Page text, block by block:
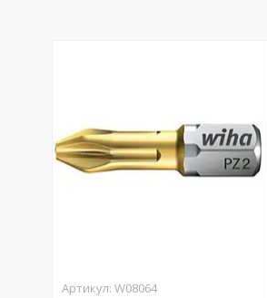
W08064